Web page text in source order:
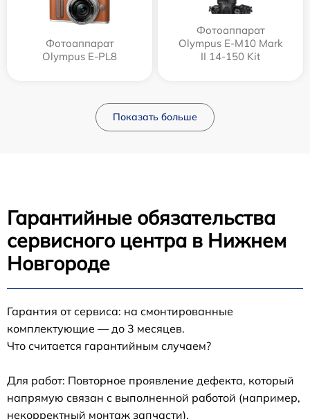
Фотоаппарат
Olympus E-PL8
Фотоаппарат
Olympus E‑M10 Mark
II 14-150 Kit
Показать больше
Гарантийные обязательства
сервисного центра в Нижнем
Новгороде
Гарантия от сервиса: на смонтированные
комплектующие — до 3 месяцев.
Что считается гарантийным случаем?
Для работ: Повторное проявление дефекта, который
напрямую связан с выполненной работой (например,
некорректный монтаж запчасти).